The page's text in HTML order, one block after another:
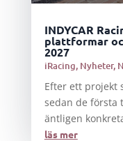
INDYCAR
plattformar
2027
iRacing, Nyheter,
Efter ett projekt
sedan de första
äntligen
läs mer